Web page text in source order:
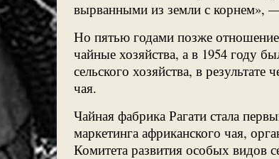
вырванными из земли с корнем»,
Но пятью годами позже
чайные хозяйства, а в 1954 году
сельского хозяйства, в
чая.
Чайная фабрика Рагати стала
маркетинга африканского чая,
Комитета развития особых видов